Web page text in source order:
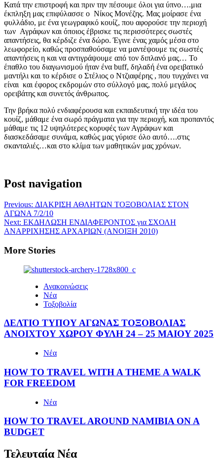
Κατά την επιστροφή και πριν την πέσουμε όλοι για ύπνο….μια
έκπληξη μας επιφύλασσε ο Νίκος Μονέζης. Μας μοίρασε ένα
φυλλάδιο, με ένα γεωγραφικό κουίζ, που αφορούσε την περιοχή
των Αγράφων και όποιος έβρισκε τις περισσότερες σωστές
απαντήσεις, θα κέρδιζε ένα δώρο. Έγινε ένας χαμός μέσα στο
λεωφορείο, καθώς προσπαθούσαμε να μαντέψουμε τις σωστές
απαντήσεις η και να αντιγράψουμε από τον διπλανό μας… Το
έπαθλο του διαγωνισμού ήταν ένα buff, δηλαδή ένα ορειβατικό
μαντήλι και το κέρδισε ο Στέλιος ο Ντζιαφέρης , που τυγχάνει να
είναι και έφορος εκδρομών στο σύλλογό μας, πολύ μεγάλος
ορειβάτης και συνετός άνθρωπος.
Την βρήκα πολύ ενδιαφέρουσα και εκπαιδευτική την ιδέα του
κουίζ, μάθαμε ένα σωρό πράγματα για την περιοχή, και προπαντός
μάθαμε τις 12 υψηλότερες κορυφές των Αγράφων και
διασκεδάσαμε συνάμα, καθώς μας γύρισε όλο αυτό….στις
σκανταλιές…και στο κλίμα των μαθητικών μας χρόνων.
Post navigation
Previous: ΔΙΑΚΡΙΣΗ ΑΘΛΗΤΩΝ ΤΟΞΟΒΟΛΙΑΣ ΣΤΟΝ
ΑΓΩΝΑ 7/2/10
Next: ΕΚΔΗΛΩΣΗ ΕΝΔΙΑΦΕΡΟΝΤΟΣ για ΣΧΟΛΗ
ΑΝΑΡΡΙΧΗΣΗΣ ΑΡΧΑΡΙΩΝ (ΑΝΟΙΞΗ 2010)
More Stories
Ανακοινώσεις
Νέα
Τοξοβολία
ΔΕΛΤΙΟ ΤΥΠΟΥ ΑΓΩΝΑΣ ΤΟΞΟΒΟΛΙΑΣ
ΑΝΟΙΧΤΟΥ ΧΩΡΟΥ ΦΥΛΗ 24 – 25 ΜΑΙΟΥ 2025
Νέα
HOW TO TRAVEL WITH A THEME A WALK
FOR FREEDOM
Νέα
HOW TO TRAVEL AROUND NAMIBIA ON A
BUDGET
Τελευταία Νέα